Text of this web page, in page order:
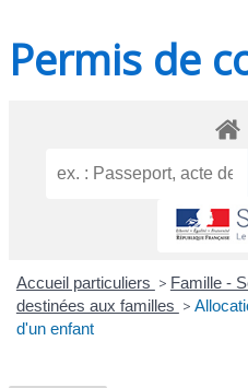
Permis de
Accueil particuliers > Famille -
destinées aux familles >
d'un enfant